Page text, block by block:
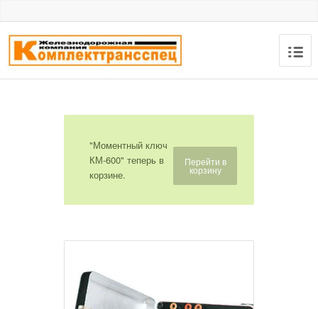
Перейти в
корзину
"Моментный ключ
КМ-600" теперь в
корзине.